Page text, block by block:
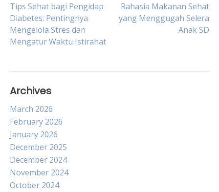
Post
navigation
Tips Sehat bagi Pengidap
Diabetes: Pentingnya
Mengelola Stres dan
Mengatur Waktu Istirahat
Rahasia Makanan Sehat
yang Menggugah Selera
Anak SD
Archives
March 2026
February 2026
January 2026
December 2025
December 2024
November 2024
October 2024